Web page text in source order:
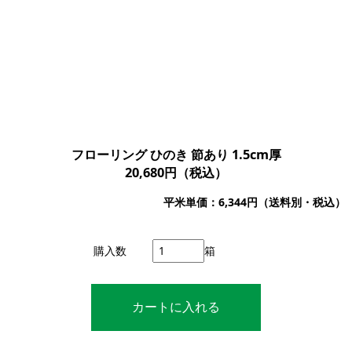
フローリング ひのき 節あり 1.5cm厚
20,680円（税込）
平米単価：6,344円（送料別・税込）
購入数 箱